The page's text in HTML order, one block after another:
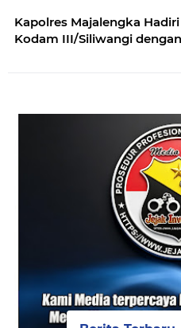
Kapolres Majalengka
Kodam III/Siliwangi